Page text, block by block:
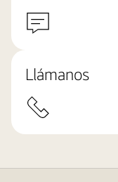
Llámanos